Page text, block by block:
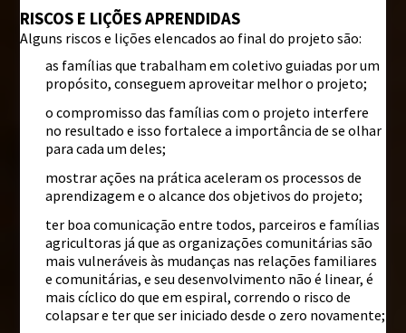
RISCOS E LIÇÕES APRENDIDAS
Alguns riscos e lições elencados ao final do projeto são:
as famílias que trabalham em coletivo guiadas por um
propósito, conseguem aproveitar melhor o projeto;
o compromisso das famílias com o projeto interfere
no resultado e isso fortalece a importância de se olhar
para cada um deles;
mostrar ações na prática aceleram os processos de
aprendizagem e o alcance dos objetivos do projeto;
ter boa comunicação entre todos, parceiros e famílias
agricultoras já que as organizações comunitárias são
mais vulneráveis às mudanças nas relações familiares
e comunitárias, e seu desenvolvimento não é linear, é
mais cíclico do que em espiral, correndo o risco de
colapsar e ter que ser iniciado desde o zero novamente;